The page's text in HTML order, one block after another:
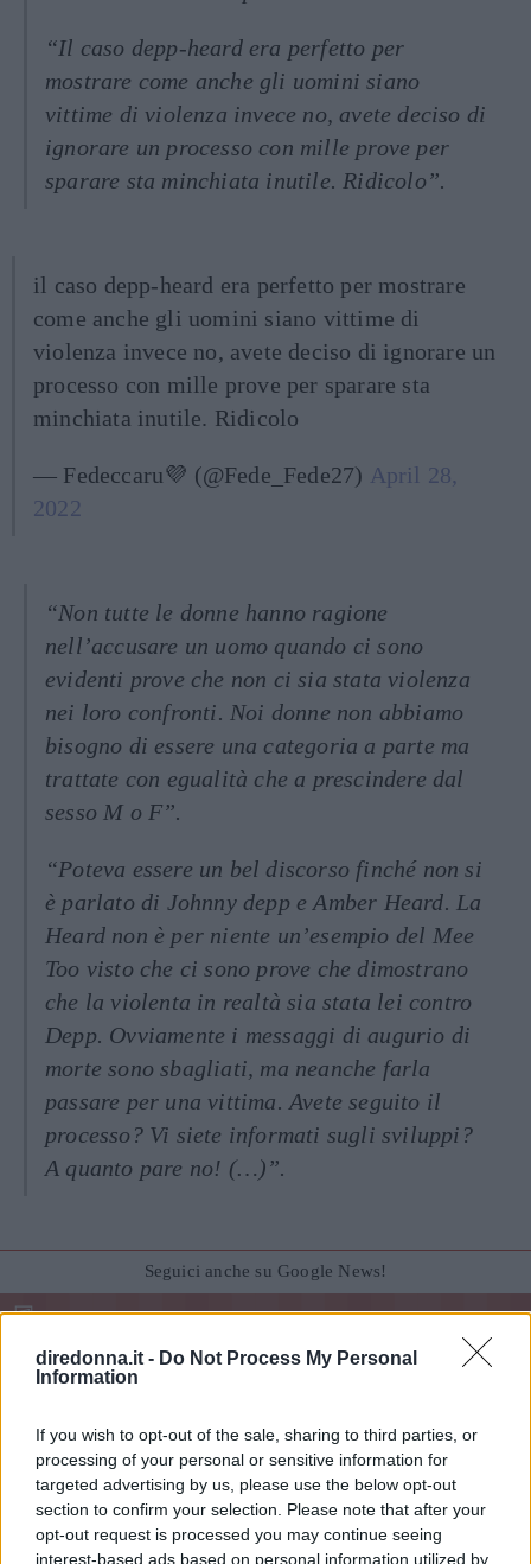
diredonna.it - Do Not Process My Personal
Information
If you wish to opt-out of the sale, sharing to third parties, or
processing of your personal or sensitive information for
targeted advertising by us, please use the below opt-out
section to confirm your selection. Please note that after your
opt-out request is processed you may continue seeing
interest-based ads based on personal information utilized by
“Il caso depp-heard era perfetto per
mostrare come anche gli uomini siano
vittime di violenza invece no, avete deciso di
ignorare un processo con mille prove per
sparare sta minchiata inutile. Ridicolo”.
il caso depp-heard era perfetto per mostrare
come anche gli uomini siano vittime di
violenza invece no, avete deciso di ignorare un
processo con mille prove per sparare sta
minchiata inutile. Ridicolo
— Fedeccaru💜 (@Fede_Fede27) April 28,
2022
“Non tutte le donne hanno ragione
nell’accusare un uomo quando ci sono
evidenti prove che non ci sia stata violenza
nei loro confronti. Noi donne non abbiamo
bisogno di essere una categoria a parte ma
trattate con egualità che a prescindere dal
sesso M o F”.
“Poteva essere un bel discorso finché non si
è parlato di Johnny depp e Amber Heard. La
Heard non è per niente un’esempio del Mee
Too visto che ci sono prove che dimostrano
che la violenta in realtà sia stata lei contro
Depp. Ovviamente i messaggi di augurio di
morte sono sbagliati, ma neanche farla
passare per una vittima. Avete seguito il
processo? Vi siete informati sugli sviluppi?
A quanto pare no! (…)”.
Seguici anche su Google News!
ENTRA NEL NOSTRO CANALE
CONDIVIDI SU
Ultime News
"Ho vissuto 72 ore senza parlare: quello che è
successo dopo mi ha cambiato per sempre"